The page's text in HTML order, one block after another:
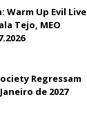
Warm Up Evil Live
Tejo, MEO
Regressam
de 2027